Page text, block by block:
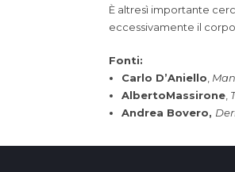
È altresì importante
eccessivamente il
Fonti:
Carlo D’Aniello
AlbertoMassirone,
Andrea Bovero,